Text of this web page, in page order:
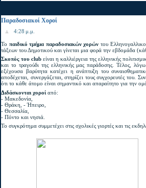
Παραδοσιακοί Χοροί
4:28 μ.μ.
Το παιδικό τμήμα παραδοσιακών χορών του
τάξεων του Δημοτικού και γίνεται μια φορά την εβδομάδα
Σκοπός του club είναι η καλλιέργεια της ελληνικής
και το τραγούδι της ελληνικής μας παράδοσης. Τέλος,
εξέχουσα βαρύτητα κατέχει η ανάπτυξη του
αποδέχεται, συνεργάζεται, στηρίζει τους συγχορευτές του.
ότι το κάθε άτομο είναι σημαντικό και απαραίτητο για την
Διδάσκονται χοροί από:
- Μακεδονία,
- Θράκη, - Ήπειρο,
- Θεσσαλία,
- Πόντο και νησιά.
Το συγκρότημα συμμετέχει στις σχολικές γιορτές και τις